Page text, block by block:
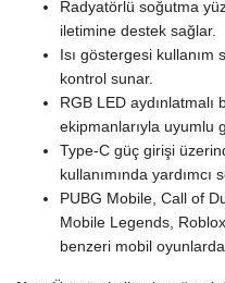
Radyatörlü soğutma
iletimine destek sağlar.
Isı göstergesi kullanım
kontrol sunar.
RGB LED aydınlatmalı
ekipmanlarıyla uyumlu
Type-C güç girişi
kullanımında yardımcı
PUBG Mobile, Call of
Mobile Legends,
benzeri mobil oyunlarda